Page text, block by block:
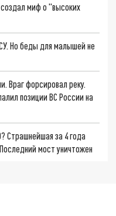
миф о "высоких
Но беды для малышей не
Враг форсировал реку.
позиции ВС России на
Страшнейшая за 4 года
мост уничтожен